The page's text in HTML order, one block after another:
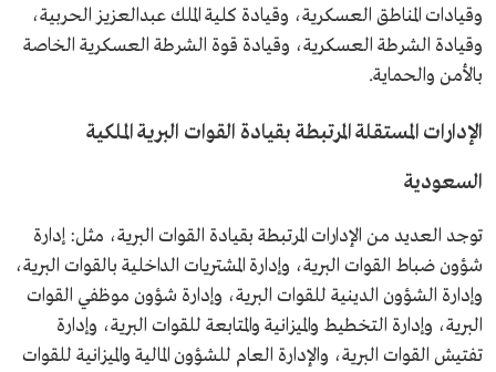
وقيادات المناطق العسكرية، وقيادة كلية الملك عبدالعزيز الحربية،
وقيادة الشرطة العسكرية، وقيادة قوة الشرطة العسكرية الخاصة
بالأمن والحماية.
الإدارات المستقلة المرتبطة بقيادة القوات البرية الملكية
السعودية
توجد العديد من الإدارات المرتبطة بقيادة القوات البرية، مثل: إدارة
شؤون ضباط القوات البرية، وإدارة المشتريات الداخلية بالقوات البرية،
وإدارة الشؤون الدينية للقوات البرية، وإدارة شؤون موظفي القوات
البرية، وإدارة التخطيط والميزانية والمتابعة للقوات البرية، وإدارة
تفتيش القوات البرية، والإدارة العام للشؤون المالية والميزانية للقوات